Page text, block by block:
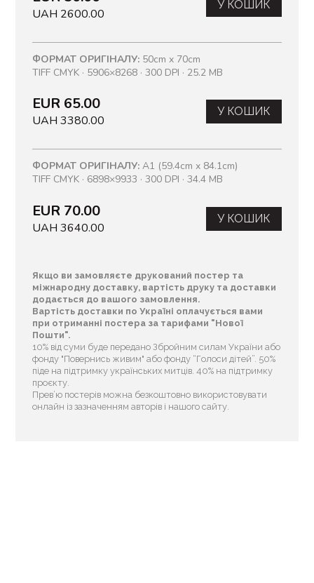
UAH 2600.00
У КОШИК
ФОРМАТ ОРИГІНАЛУ: 50cm x 70cm
TIFF CMYK · 5906×8268 · 300 DPI · 25.2 MB
EUR 65.00
UAH 3380.00
У КОШИК
ФОРМАТ ОРИГІНАЛУ: A1 (59.4cm x 84.1cm)
TIFF CMYK · 6898×9933 · 300 DPI · 34.4 MB
EUR 70.00
UAH 3640.00
У КОШИК
Якщо ви замовляєте друкований постер та
міжнародну доставку, вартість друку та доставки
додається до вашого замовлення.
Вартість доставки по Україні оплачується вами
при отриманні постера за тарифами "Нової
Пошти".
10% від суми буде передано Збройним силам України або
фонду "Повернись живим" або фонду “Голоси дітей”. 50%
піде на підтримку українських митців. 40% на підтримку
проєкту.
Прев’ю постерів можна безкоштовно використовувати
онлайн із зазначенням авторів і нашого сайту.